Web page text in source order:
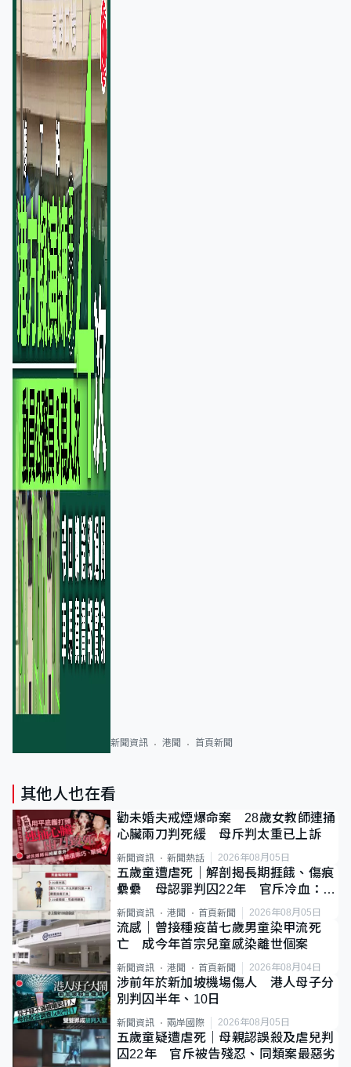
新聞資訊 港聞 首頁新聞
其他人也在看
勸未婚夫戒煙爆命案 28歲女教師連捅
心臟兩刀判死緩 母斥判太重已上訴
新聞資訊 新聞熱話 2026年08月05日
五歲童遭虐死｜解剖揭長期捱餓、傷痕
纍纍 母認罪判囚22年 官斥冷血：同
類案最惡劣
新聞資訊 港聞 首頁新聞 2026年08月05日
流感｜曾接種疫苗七歲男童染甲流死
亡 成今年首宗兒童感染離世個案
新聞資訊 港聞 首頁新聞 2026年08月04日
涉前年於新加坡機場傷人 港人母子分
別判囚半年、10日
新聞資訊 兩岸國際 2026年08月05日
五歲童疑遭虐死｜母親認誤殺及虐兒判
囚22年 官斥被告殘忍、同類案最惡劣